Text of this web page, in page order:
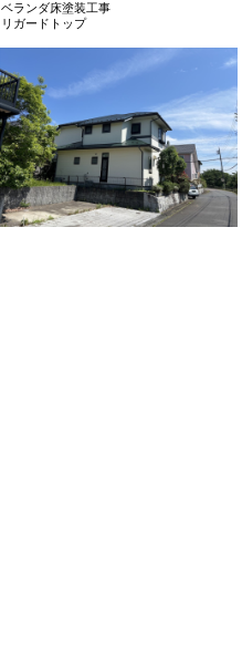
ベランダ床塗装工事
リガードトップ